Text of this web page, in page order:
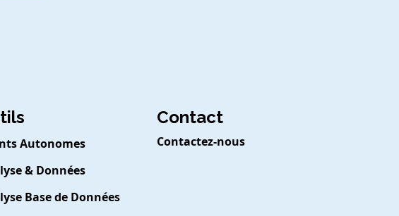
Autonomes
& Données
Base de Données
Contact
Contactez-nous